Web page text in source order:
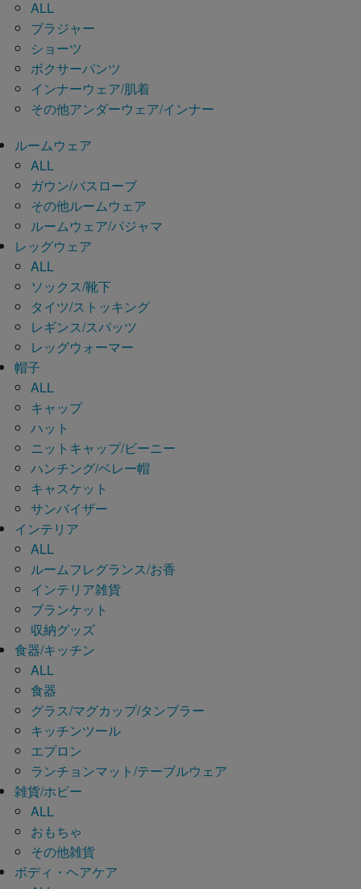
ALL
ブラジャー
ショーツ
ボクサーパンツ
インナーウェア/肌着
その他アンダーウェア/インナー
ルームウェア
ALL
ガウン/バスローブ
その他ルームウェア
ルームウェア/パジャマ
レッグウェア
ALL
ソックス/靴下
タイツ/ストッキング
レギンス/スパッツ
レッグウォーマー
帽子
ALL
キャップ
ハット
ニットキャップ/ビーニー
ハンチング/ベレー帽
キャスケット
サンバイザー
インテリア
ALL
ルームフレグランス/お香
インテリア雑貨
ブランケット
収納グッズ
食器/キッチン
ALL
食器
グラス/マグカップ/タンブラー
キッチンツール
エプロン
ランチョンマット/テーブルウェア
雑貨/ホビー
ALL
おもちゃ
その他雑貨
ボディ・ヘアケア